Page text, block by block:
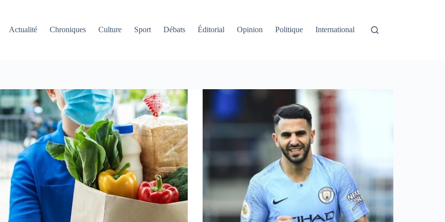
Actualité
Chroniques Culture Sport Débats Éditorial Opinion Politique International